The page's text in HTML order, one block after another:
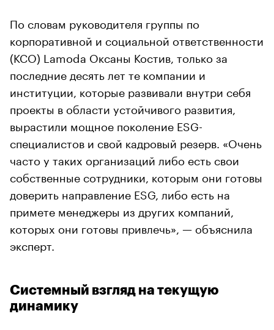
По словам руководителя группы по
корпоративной и социальной ответственности
(КСО) Lamoda Оксаны Костив, только за
последние десять лет те компании и
институции, которые развивали внутри себя
проекты в области устойчивого развития,
вырастили мощное поколение ESG-
специалистов и свой кадровый резерв. «Очень
часто у таких организаций либо есть свои
собственные сотрудники, которым они готовы
доверить направление ESG, либо есть на
примете менеджеры из других компаний,
которых они готовы привлечь», — объяснила
эксперт.
Системный взгляд на текущую
динамику